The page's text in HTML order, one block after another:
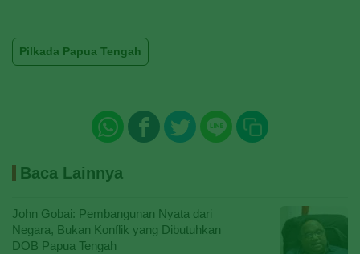
Pilkada Papua Tengah
Baca Lainnya
John Gobai: Pembangunan Nyata dari
Negara, Bukan Konflik yang Dibutuhkan
DOB Papua Tengah